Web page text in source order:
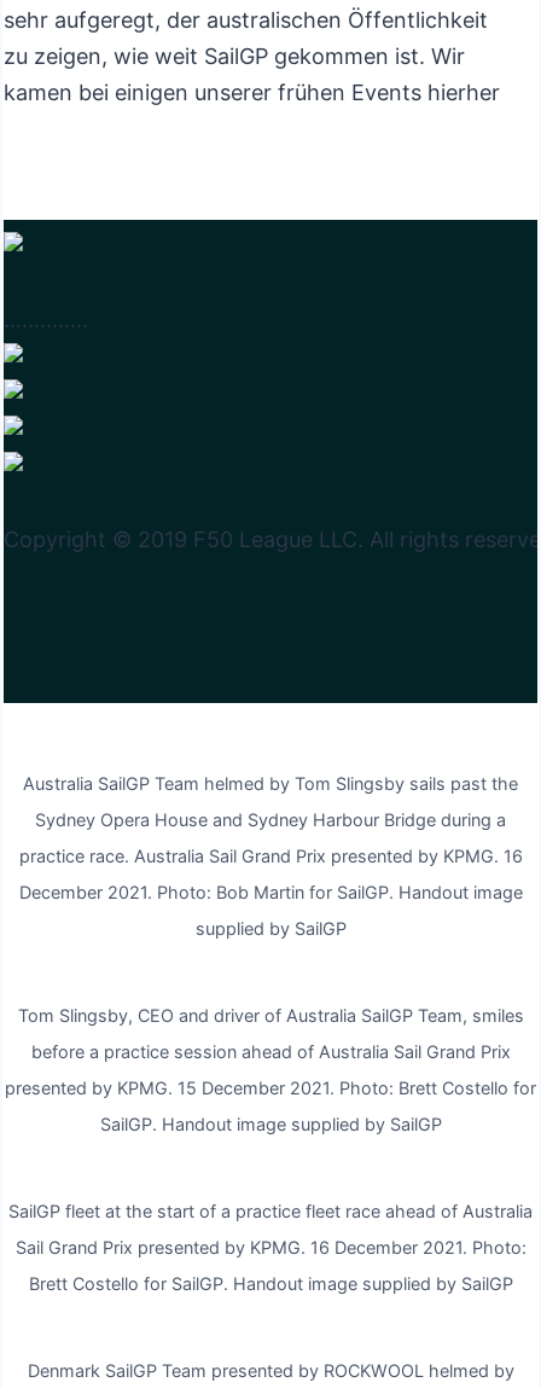
sehr aufgeregt, der australischen Öffentlichkeit
zu zeigen, wie weit SailGP gekommen ist. Wir
kamen bei einigen unserer frühen Events hierher
„Das letzte Mal hier haben wir verloren, und wir
ich will einfach nur eine gute Leistung bringen, ich
mache mir keine Sorgen um die anderen Namen
auf den Booten, sie sind alle nur Konkurrenz.“
Platz in der Meisterschaft belegt, sagte, er
externe Verantwortung an Teamkollegen
delegiert, damit er sich auf das Rennen
konzentrieren kann. Aber die Flotte ist so viel
enger als beim letzten Mal und ich denke, dass es
an diesem Wochenende gemischte Ergebnisse
Wochenende schlagen.“
Der in Sydney geborene zweimalige America-
Cup-Sieger Spithill kämpft um den Platz seines
Sieg in seinem Heimathafen holen.
Spithill sagte: „SailGP hat die besten Segler der
den wir wahrscheinlich je gesehen haben, und als
…………..
Copyright © 2019 F50 League LLC. All rights
Australia SailGP Team helmed by Tom Slingsby sails past the
Sydney Opera House and Sydney Harbour Bridge during a
practice race. Australia Sail Grand Prix presented by KPMG. 16
December 2021. Photo: Bob Martin for SailGP. Handout image
supplied by SailGP
Tom Slingsby, CEO and driver of Australia SailGP Team, smiles
before a practice session ahead of Australia Sail Grand Prix
presented by KPMG. 15 December 2021. Photo: Brett Costello for
SailGP. Handout image supplied by SailGP
SailGP fleet at the start of a practice fleet race ahead of Australia
Sail Grand Prix presented by KPMG. 16 December 2021. Photo:
Brett Costello for SailGP. Handout image supplied by SailGP
Denmark SailGP Team presented by ROCKWOOL helmed by